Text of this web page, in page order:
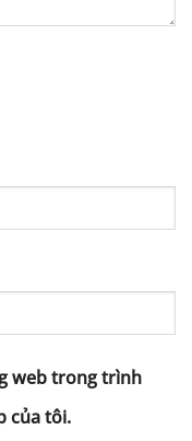
web trong trình
của tôi.